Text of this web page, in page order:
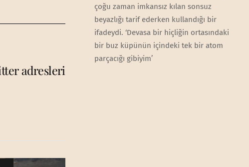
adresleri
çoğu zaman imkansız kılan sonsuz
beyazlığı tarif ederken kullandığı bir
ifadeydi. ‘Devasa bir hiçliğin ortasındaki
bir buz küpünün içindeki tek bir atom
parçacığı gibiyim’